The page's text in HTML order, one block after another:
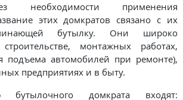
необходимости применения
этих домкратов связано с их
бутылку. Они широко
монтажных работах,
подъема автомобилей при ремонте),
предприятиях и в быту.
бутылочного домкрата входят: